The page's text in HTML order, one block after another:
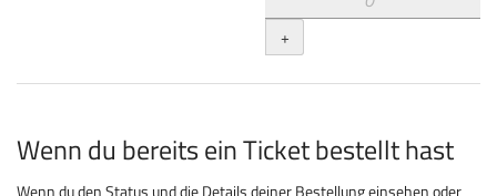
+
Wenn du bereits ein Ticket bestellt hast